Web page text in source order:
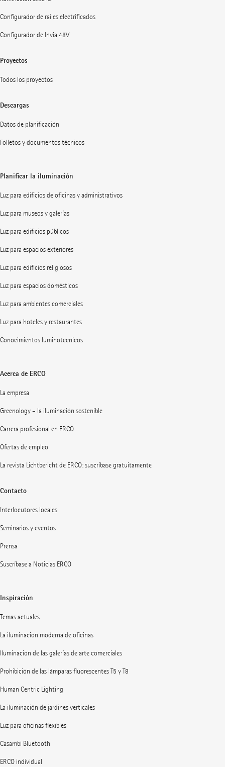
Configurador de raíles electrificados
Configurador de Invia 48V
Proyectos
Todos los proyectos
Descargas
Datos de planificación
Folletos y documentos técnicos
Planificar la iluminación
Luz para edificios de oficinas y administrativos
Luz para museos y galerías
Luz para edificios públicos
Luz para espacios exteriores
Luz para edificios religiosos
Luz para espacios domésticos
Luz para ambientes comerciales
Luz para hoteles y restaurantes
Conocimientos luminotécnicos
Acerca de ERCO
La empresa
Greenology – la iluminación sostenible
Carrera profesional en ERCO
Ofertas de empleo
La revista Lichtbericht de ERCO: suscríbase gratuitamente
Contacto
Interlocutores locales
Seminarios y eventos
Prensa
Suscríbase a Noticias ERCO
Inspiración
Temas actuales
La iluminación moderna de oficinas
Iluminación de las galerías de arte comerciales
Prohibición de las lámparas fluorescentes T5 y T8
Human Centric Lighting
La iluminación de jardines verticales
Luz para oficinas flexibles
Casambi Bluetooth
ERCO individual